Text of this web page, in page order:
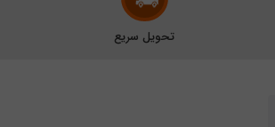
تحویل سریع